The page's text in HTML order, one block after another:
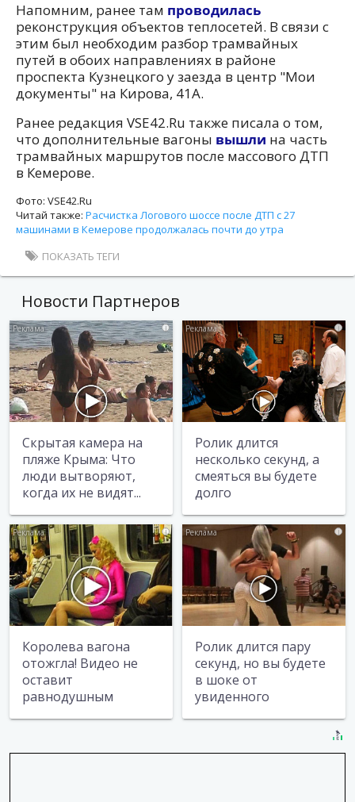
Напомним, ранее там проводилась
реконструкция объектов теплосетей. В связи с
этим был необходим разбор трамвайных
путей в обоих направлениях в районе
проспекта Кузнецкого у заезда в центр "Мои
документы" на Кирова, 41А.
Ранее редакция VSE42.Ru также писала о том,
что дополнительные вагоны вышли на часть
трамвайных маршрутов после массового ДТП
в Кемерове.
Фото: VSE42.Ru
Читай также: Расчистка Логового шоссе после ДТП с 27
машинами в Кемерове продолжалась почти до утра
ПОКАЗАТЬ ТЕГИ
Новости Партнеров
i
Скрытая камера на
пляже Крыма: Что
люди вытворяют,
когда их не видят...
i
Ролик длится
несколько секунд, а
смеяться вы будете
долго
i
Королева вагона
отожгла! Видео не
оставит
равнодушным
i
Ролик длится пару
секунд, но вы будете
в шоке от
увиденного